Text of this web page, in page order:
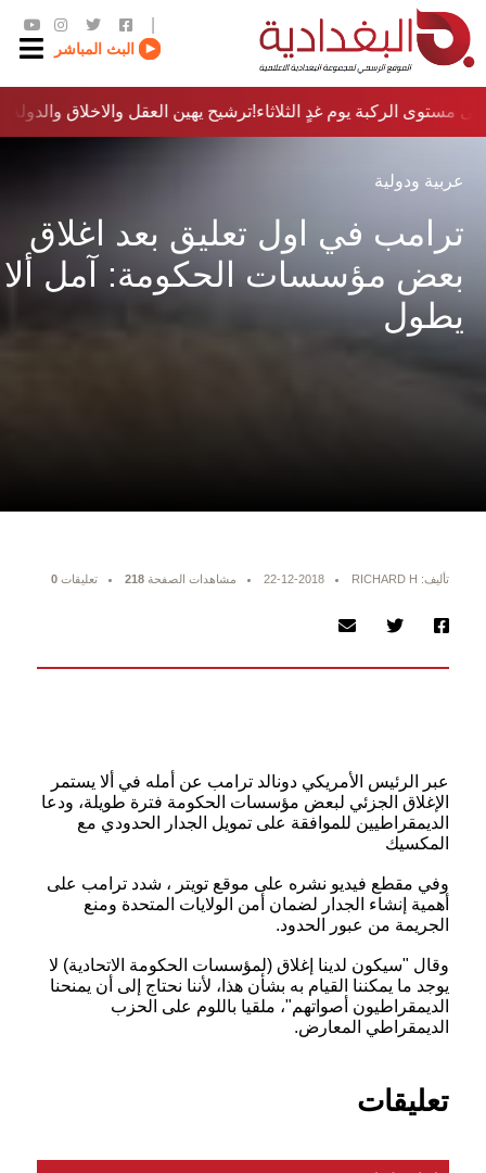
البث المباشر
ترشيح يهين العقل والاخلاق والدولة…؟!مستوى الركبة يوم غدٍ الثلاثاء
عربية ودولية
ترامب في اول تعليق بعد اغلاق
بعض مؤسسات الحكومة: آمل ألا
يطول
تأليف: RICHARD H 22-12-2018 مشاهدات الصفحة 218 تعليقات 0
عبر الرئيس الأمريكي دونالد ترامب عن أمله في ألا يستمر
الإغلاق الجزئي لبعض مؤسسات الحكومة فترة طويلة، ودعا
الديمقراطيين للموافقة على تمويل الجدار الحدودي مع
المكسيك
وفي مقطع فيديو نشره على موقع تويتر ، شدد ترامب على
أهمية إنشاء الجدار لضمان أمن الولايات المتحدة ومنع
الجريمة من عبور الحدود.
وقال "سيكون لدينا إغلاق (لمؤسسات الحكومة الاتحادية) لا
يوجد ما يمكننا القيام به بشأن هذا، لأننا نحتاج إلى أن يمنحنا
الديمقراطيون أصواتهم"، ملقيا باللوم على الحزب
الديمقراطي المعارض.
تعليقات